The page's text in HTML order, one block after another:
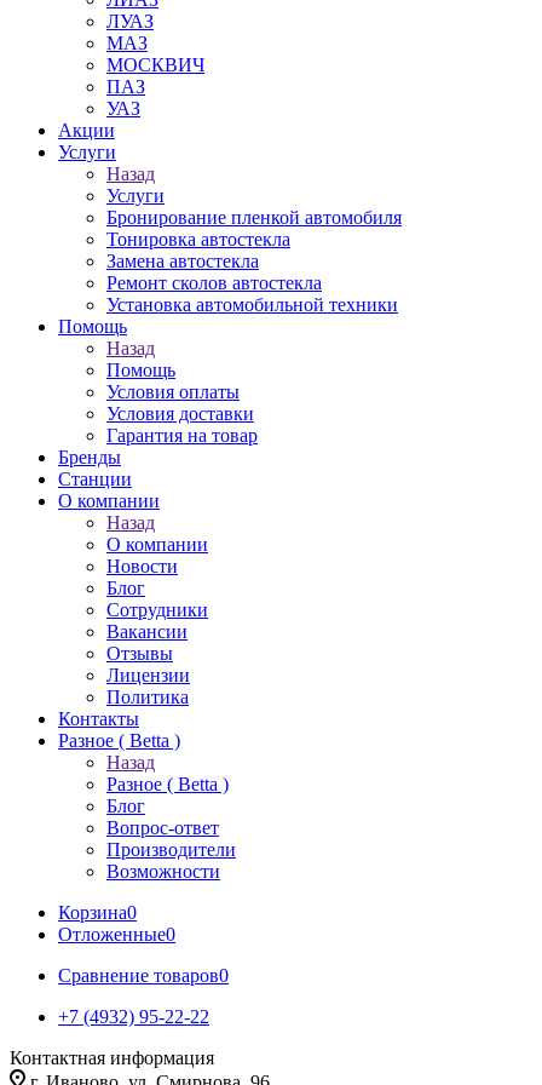
ЛУАЗ
МАЗ
МОСКВИЧ
ПАЗ
УАЗ
Акции
Услуги
Назад
Услуги
Бронирование пленкой автомобиля
Тонировка автостекла
Замена автостекла
Ремонт сколов автостекла
Установка автомобильной техники
Помощь
Назад
Помощь
Условия оплаты
Условия доставки
Гарантия на товар
Бренды
Станции
О компании
Назад
О компании
Новости
Блог
Сотрудники
Вакансии
Отзывы
Лицензии
Политика
Контакты
Разное ( Betta )
Назад
Разное ( Betta )
Блог
Вопрос-ответ
Производители
Возможности
Корзина0
Отложенные0
Сравнение товаров0
+7 (4932) 95-22-22
Контактная информация